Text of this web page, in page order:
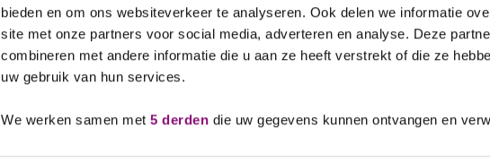
bieden en om ons websiteverkeer te analyseren. Ook delen we informatie
site met onze partners voor social media, adverteren en analyse. Deze
combineren met andere informatie die u aan ze heeft verstrekt of die ze
uw gebruik van hun services.
We werken samen met5 derden die uw gegevens kunnen ontvangen en
Nieuws
Agenda
Locaties